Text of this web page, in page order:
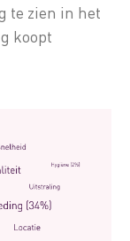
te zien in het
koopt